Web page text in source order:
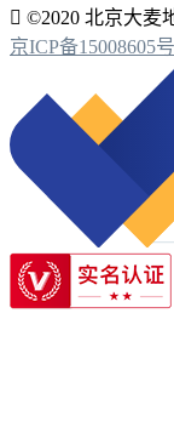
 ©2020 北京大麦
京ICP备15008605